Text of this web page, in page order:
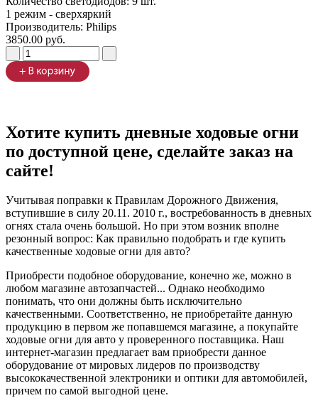
1 режим - сверхяркий
Производитель: Philips
3850.00 руб.
Хотите купить дневные ходовые огни
по доступной цене, сделайте заказ на
сайте!
Учитывая поправки к Правилам Дорожного Движения,
вступившие в силу 20.11. 2010 г., востребованность в дневных
огнях стала очень большой. Но при этом возник вполне
резонный вопрос: Как правильно подобрать и где купить
качественные ходовые огни для авто?
Приобрести подобное оборудование, конечно же, можно в
любом магазине автозапчастей... Однако необходимо
понимать, что они должны быть исключительно
качественными. Соответственно, не приобретайте данную
продукцию в первом же попавшемся магазине, а покупайте
ходовые огни для авто у проверенного поставщика. Наш
интернет-магазин предлагает вам приобрести данное
оборудование от мировых лидеров по производству
высококачественной электроники и оптики для автомобилей,
причем по самой выгодной цене.